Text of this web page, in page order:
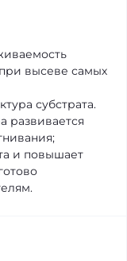
высеве самых
субстрата.
развивается
и повышает